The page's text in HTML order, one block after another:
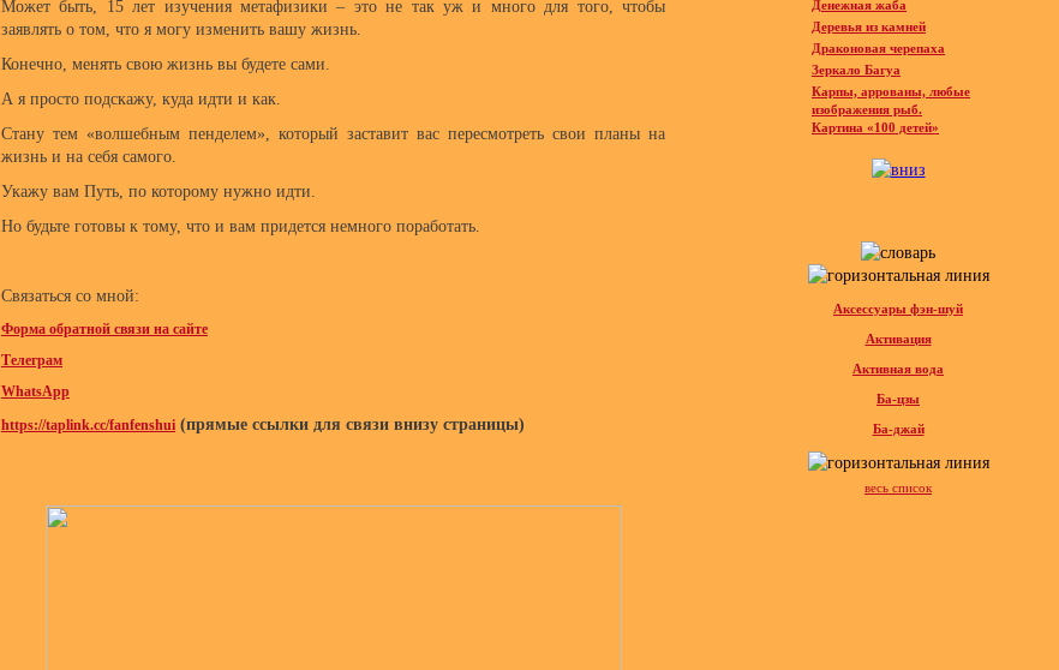
Может быть, 15 лет изучения метафизики – это не так уж и много для того, чтобы
заявлять о том, что я могу изменить вашу жизнь.
Конечно, менять свою жизнь вы будете сами.
А я просто подскажу, куда идти и как.
Стану тем «волшебным пенделем», который заставит вас пересмотреть свои планы на
жизнь и на себя самого.
Укажу вам Путь, по которому нужно идти.
Но будьте готовы к тому, что и вам придется немного поработать.
Связаться со мной:
Форма обратной связи на сайте
Телеграм
WhatsApp
https://taplink.cc/fanfenshui (прямые ссылки для связи внизу страницы)
Денежная жаба
Деревья из камней
Драконовая черепаха
Зеркало Багуа
Карпы, аррованы, любые
изображения рыб.
Картина «100 детей»
Аксессуары фэн-шуй
Активация
Активная вода
Ба-цзы
Ба-джай
весь список